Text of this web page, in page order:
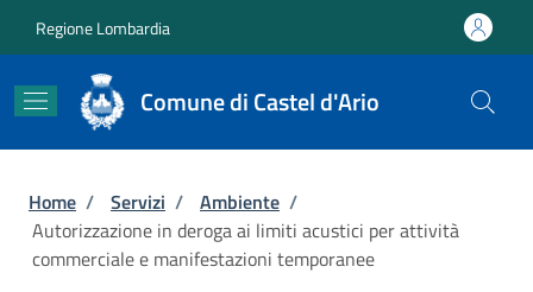
Regione Lombardia
Comune di Castel d'Ario
Briciole di pane
Home / Servizi / Ambiente /
Autorizzazione in deroga ai limiti acustici per attività
commerciale e manifestazioni temporanee